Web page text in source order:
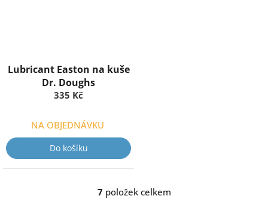
Lubricant Easton na kuše
Dr. Doughs
335 Kč
NA OBJEDNÁVKU
Do košíku
O
7 položek celkem